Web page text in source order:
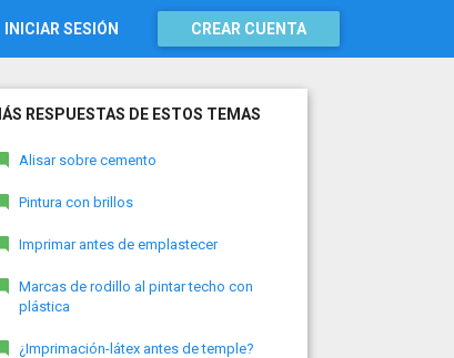
INICIAR SESIÓN CREAR CUENTA
RESPUESTAS DE ESTOS TEMAS
Alisar sobre cemento
Pintura con brillos
Imprimar antes de emplastecer
Marcas de rodillo al pintar techo con
plástica
¿Imprimación-látex antes de temple?